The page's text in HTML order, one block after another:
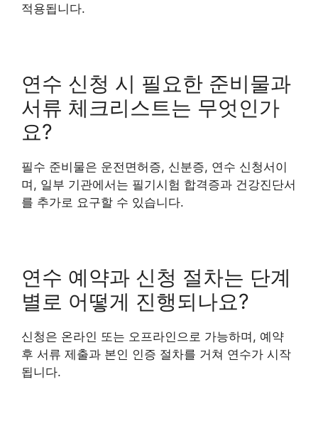
적용됩니다.
연수 신청 시 필요한 준비물과
서류 체크리스트는 무엇인가
요?
필수 준비물은 운전면허증, 신분증, 연수 신청서이
며, 일부 기관에서는 필기시험 합격증과 건강진단서
를 추가로 요구할 수 있습니다.
연수 예약과 신청 절차는 단계
별로 어떻게 진행되나요?
신청은 온라인 또는 오프라인으로 가능하며, 예약
후 서류 제출과 본인 인증 절차를 거쳐 연수가 시작
됩니다.